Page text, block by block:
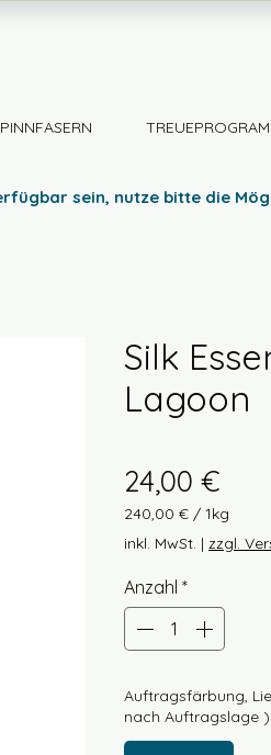
Silk
Lagoon
24,00 €
240,00 € / 1kg
240,00 €
pro
1
Kilogramm
inkl. MwSt. | zzgl.
Anzahl *
Auftragsfärbung,
nach Auftragslage ).
sein, nutze bitte die